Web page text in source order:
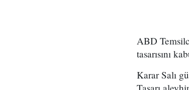
ABD
tasarısını
Karar Salı